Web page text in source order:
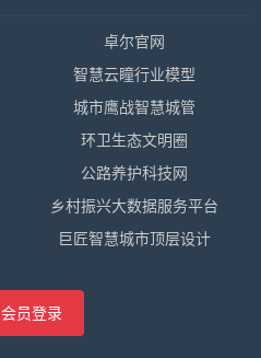
卓尔官网
智慧云瞳行业模型
城市鹰战智慧城管
环卫生态文明圈
公路养护科技网
乡村振兴大数据服务平台
巨匠智慧城市顶层设计
会员登录